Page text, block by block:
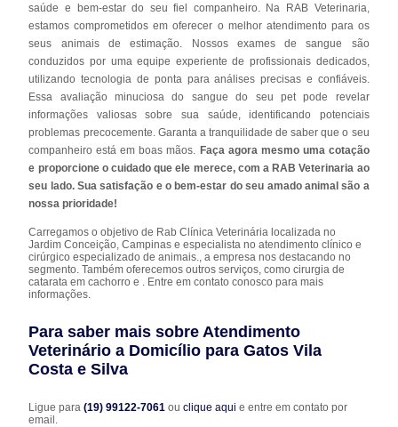
saúde e bem-estar do seu fiel companheiro. Na RAB Veterinaria,
estamos comprometidos em oferecer o melhor atendimento para os
seus animais de estimação. Nossos exames de sangue são
conduzidos por uma equipe experiente de profissionais dedicados,
utilizando tecnologia de ponta para análises precisas e confiáveis.
Essa avaliação minuciosa do sangue do seu pet pode revelar
informações valiosas sobre sua saúde, identificando potenciais
problemas precocemente. Garanta a tranquilidade de saber que o seu
companheiro está em boas mãos. Faça agora mesmo uma cotação
e proporcione o cuidado que ele merece, com a RAB Veterinaria ao
seu lado. Sua satisfação e o bem-estar do seu amado animal são a
nossa prioridade!
Carregamos o objetivo de Rab Clínica Veterinária localizada no
Jardim Conceição, Campinas e especialista no atendimento clínico e
cirúrgico especializado de animais., a empresa nos destacando no
segmento. Também oferecemos outros serviços, como cirurgia de
catarata em cachorro e . Entre em contato conosco para mais
informações.
Para saber mais sobre Atendimento
Veterinário a Domicílio para Gatos Vila
Costa e Silva
Ligue para(19) 99122-7061ouclique aqui e entre em contato por
email.